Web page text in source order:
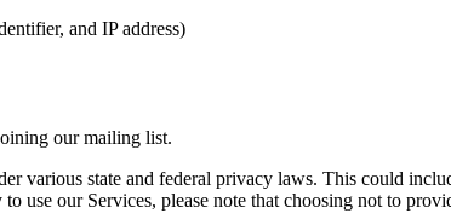
and IP address)
our mailing list.
various state and federal privacy laws. This could
our Services, please note that choosing not to